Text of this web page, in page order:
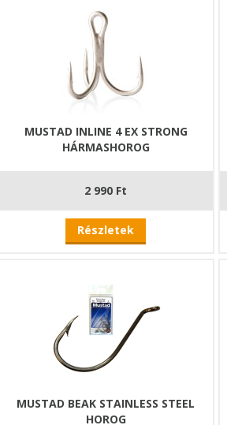
MUSTAD INLINE 4 EX STRONG
HÁRMASHOROG
2 990 Ft
Részletek
MUSTAD BEAK STAINLESS STEEL
HOROG